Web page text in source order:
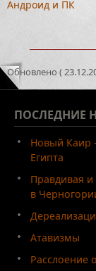
Андроид и ПК
Обновлено (
ПОСЛЕДНИЕ
Новый Каир
Египта
Правдивая и
в
Атавизмы
Расслоение